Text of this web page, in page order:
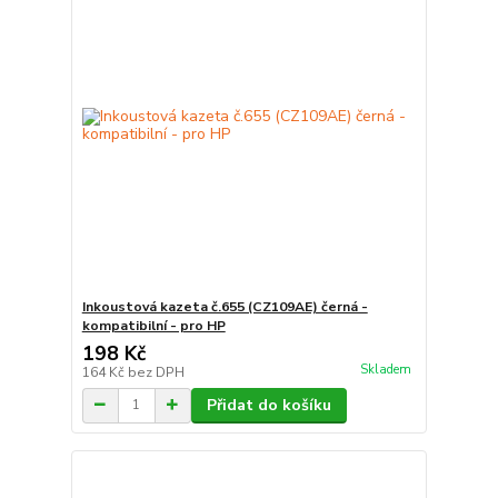
Inkoustová kazeta č.655 (CZ109AE) černá -
kompatibilní - pro HP
198 Kč
164 Kč bez DPH Skladem
Přidat do košíku